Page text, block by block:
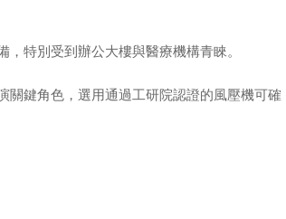
特別受到辦公大樓與醫療機構青睞。
關鍵角色，選用通過工研院認證的風壓機可確